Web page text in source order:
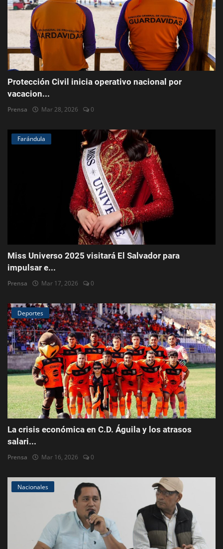
Protección Civil inicia operativo nacional por
vacacion...
Prensa Mar 28, 2026 0
Farándula
Miss Universo 2025 visitará El Salvador para
impulsar e...
Prensa Mar 17, 2026 0
Deportes
La crisis económica en C.D. Águila y los atrasos
salari...
Prensa Mar 16, 2026 0
Nacionales